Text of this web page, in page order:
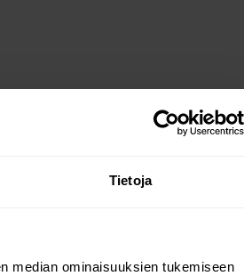
Tietoja
median ominaisuuksien tukemiseen